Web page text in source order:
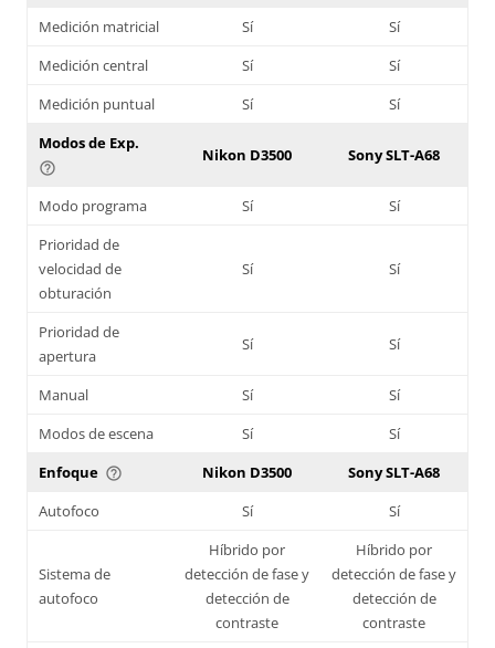
Medición matricial
Sí
Sí
Medición central
Sí
Sí
Medición puntual
Sí
Sí
Modos de Exp.
help_outline
Nikon D3500 Sony SLT-A68
Modo programa Sí
Sí
Prioridad de
velocidad de
obturación
Sí Sí
Prioridad de
apertura
Sí Sí
Manual Sí
Sí
Modos de escena
Sí
Sí
Enfoque help_outline Nikon D3500
Sony SLT-A68
Autofoco
Sí Sí
Sistema de
autofoco
Híbrido por
detección de fase y
detección de
contraste
Híbrido por
detección de fase y
detección de
contraste